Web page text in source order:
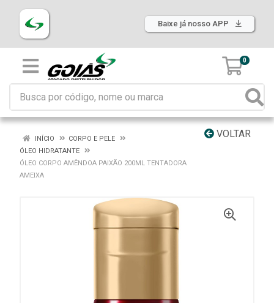
Baixe já nosso APP
0
VOLTAR
INÍCIO
CORPO E PELE
ÓLEO HIDRATANTE
ÓLEO CORPO AMÊNDOA PAIXÃO 200ML TENTADORA
AMEIXA